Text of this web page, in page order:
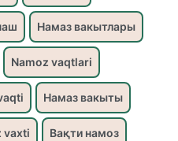
Намаз вакытлары
Namoz vaqtlari
Намаз вакыты
vaxti Вақти намоз